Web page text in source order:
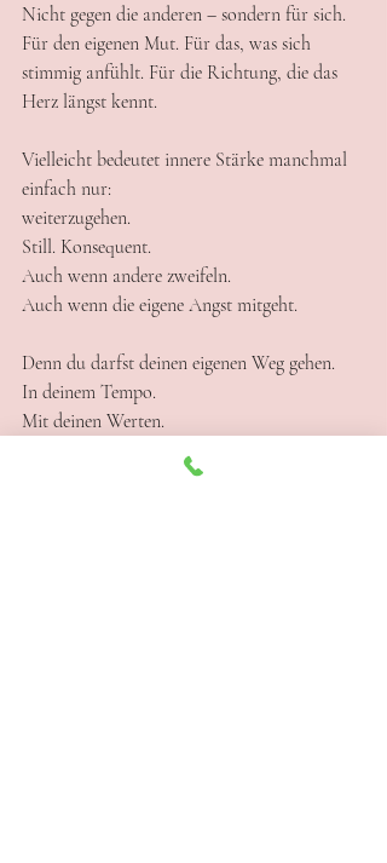
Nicht gegen die anderen – sondern für sich.
Für den eigenen Mut. Für das, was sich
stimmig anfühlt. Für die Richtung, die das
Herz längst kennt.
Vielleicht bedeutet innere Stärke manchmal
einfach nur:
weiterzugehen.
Still. Konsequent.
Auch wenn andere zweifeln.
Auch wenn die eigene Angst mitgeht.
Denn du darfst deinen eigenen Weg gehen.
In deinem Tempo.
Mit deinen Werten.
Und mit dem Vertrauen, dass etwas in dir
genau weiß, wohin du willst.